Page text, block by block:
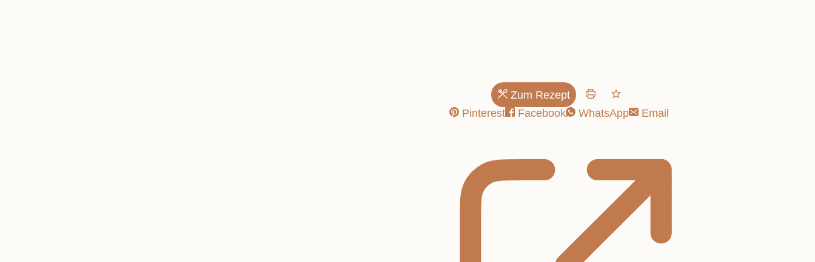
Zum Rezept
Pinterest
Facebook WhatsApp Email